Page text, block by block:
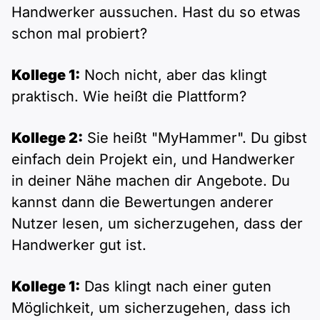
Handwerker aussuchen. Hast du so etwas
schon mal probiert?
Kollege 1: Noch nicht, aber das klingt
praktisch. Wie heißt die Plattform?
Kollege 2: Sie heißt "MyHammer". Du gibst
einfach dein Projekt ein, und Handwerker
in deiner Nähe machen dir Angebote. Du
kannst dann die Bewertungen anderer
Nutzer lesen, um sicherzugehen, dass der
Handwerker gut ist.
Kollege 1: Das klingt nach einer guten
Möglichkeit, um sicherzugehen, dass ich